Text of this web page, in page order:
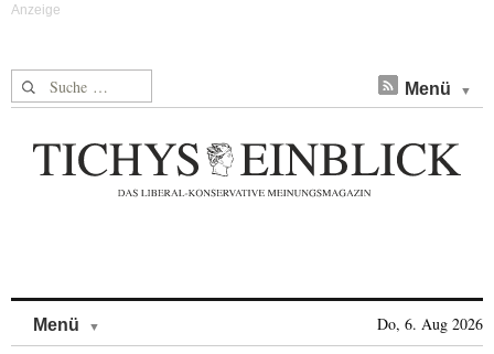
Suche nach: Menü
Menü Do, 6. Aug 2026